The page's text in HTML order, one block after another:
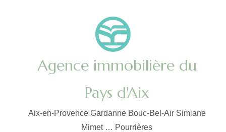
Agence immobilière du
Pays d'Aix
Aix-en-Provence Gardanne Bouc-Bel-Air Simiane
Mimet … Pourrières